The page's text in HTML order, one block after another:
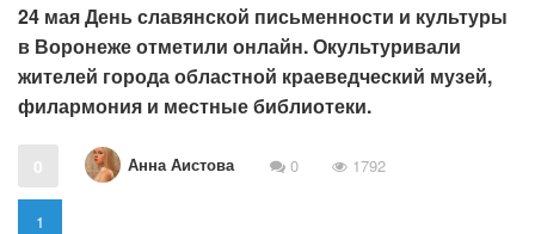
24 мая День славянской письменности и культуры
в Воронеже отметили онлайн. Окультуривали
жителей города областной краеведческий музей,
филармония и местные библиотеки.
0 Анна Аистова 0 1792
1